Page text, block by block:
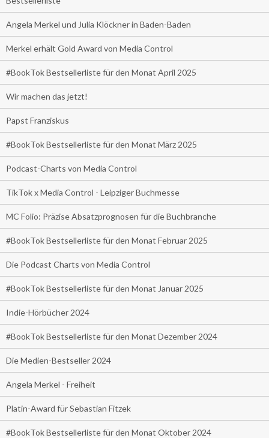
Angela Merkel und Julia Klöckner in Baden-Baden
Merkel erhält Gold Award von Media Control
#BookTok Bestsellerliste für den Monat April 2025
Wir machen das jetzt!
Papst Franziskus
#BookTok Bestsellerliste für den Monat März 2025
Podcast-Charts von Media Control
TikTok x Media Control - Leipziger Buchmesse
MC Folio: Präzise Absatzprognosen für die Buchbranche
#BookTok Bestsellerliste für den Monat Februar 2025
Die Podcast Charts von Media Control
#BookTok Bestsellerliste für den Monat Januar 2025
Indie-Hörbücher 2024
#BookTok Bestsellerliste für den Monat Dezember 2024
Die Medien-Bestseller 2024
Angela Merkel - Freiheit
Platin-Award für Sebastian Fitzek
#BookTok Bestsellerliste für den Monat Oktober 2024